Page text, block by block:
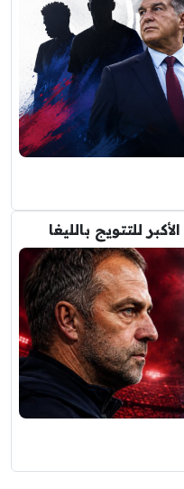
للتتويج بالليغا